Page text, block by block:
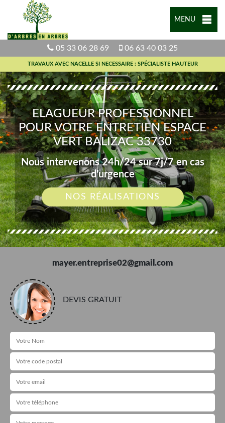
MENU
05 33 06 28 69 06 63 40 03 25
TRAVAUX AVEC NACELLE SI NECESSAIRE : SPÉCIALISTE HAUTEUR
ELAGUEUR PROFESSIONNEL
POUR VOTRE ENTRETIEN ESPACE
VERT BALIZAC 33730
Nous intervenons 24h/24 sur 7j/7 en cas
d'urgence
NOS RÉALISATIONS
mayer.entreprise02@gmail.com
DEVIS GRATUIT